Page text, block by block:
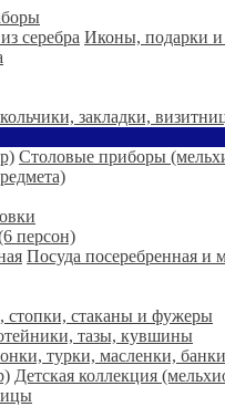
Иконы, подарки и
закладки,
Столовые приборы
персон)
Посуда посеребренная и
стаканы и фужеры
тазы, кувшины
турки, масленки,
Детская коллекция